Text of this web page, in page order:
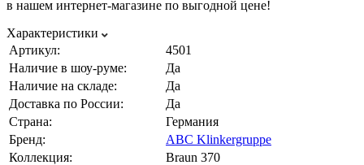
в нашем интернет-магазине по выгодной цене!
Характеристики
Артикул:
4501
Наличие в шоу-руме:
Да
Наличие на складе:
Да
Доставка по России:
Да
Страна:
Германия
Бренд:
ABC Klinkergruppe
Коллекция:
Braun 370